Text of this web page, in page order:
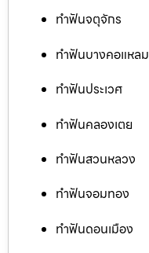
ทำฟันจตุจักร
ทำฟันบางคอแหลม
ทำฟันประเวศ
ทำฟันคลองเตย
ทำฟันสวนหลวง
ทำฟันจอมทอง
ทำฟันดอนเมือง